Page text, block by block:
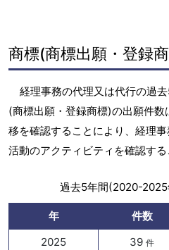
商標(商標出願・登録
経理事務の代理又は代行の過
(商標出願・登録商標)の出願件
移を確認することにより、経理
活動のアクティビティを確認する
過去5年間(2020-
年 件数
2025
39 件